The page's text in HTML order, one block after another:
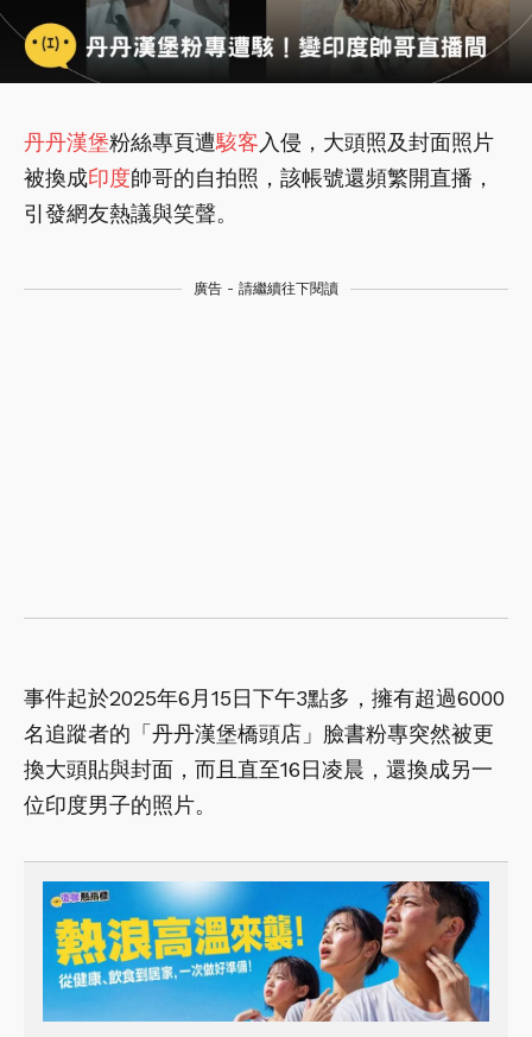
丹丹漢堡粉絲專頁遭駭客 入侵，大頭照及封面照片
被換成印度帥哥的自拍照，該帳號還頻繁開直播，
引發網友熱議與笑聲。
廣告 - 請繼續往下閱讀
事件起於2025年6月15日下午3點多，擁有超過6000
名追蹤者的「丹丹漢堡橋頭店」臉書粉專突然被更
換大頭貼與封面，而且直至16日凌晨，還換成另一
位印度男子的照片。